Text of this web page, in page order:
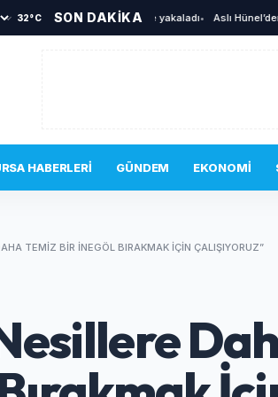
32°C SON DAKİKA
jandarma kısa sürede yakaladı• Aslı Hünel’den
HABERLERI GÜNDEM EKONOMI
TEMIZ BIR İNEGÖL BIRAKMAK İÇIN ÇALIŞIYORUZ”